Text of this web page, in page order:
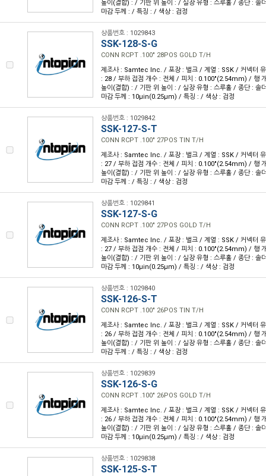
높이(결합) : / 기판 위 높이 : / 실장 유형 : 스루홀 / 종단 : 솔
마감 두께 : / 특징 : / 색상 : 검정
상품번호 : 1029843
SSK-128-S-G
CONN RCPT .100" 28POS GOLD T/H
제조사 : Samtec Inc. / 포장 : 벌크 / 계열 : SSK / 커넥터
: 28 / 부하 접점 개수 : 전체 / 피치 : 0.100"(2.54mm) / 행
높이(결합) : / 기판 위 높이 : / 실장 유형 : 스루홀 / 종단 : 솔
마감 두께 : 10µin(0.25µm) / 특징 : / 색상 : 검정
상품번호 : 1029842
SSK-127-S-T
CONN RCPT .100" 27POS TIN T/H
제조사 : Samtec Inc. / 포장 : 벌크 / 계열 : SSK / 커넥터
: 27 / 부하 접점 개수 : 전체 / 피치 : 0.100"(2.54mm) / 행
높이(결합) : / 기판 위 높이 : / 실장 유형 : 스루홀 / 종단 : 솔
마감 두께 : / 특징 : / 색상 : 검정
상품번호 : 1029841
SSK-127-S-G
CONN RCPT .100" 27POS GOLD T/H
제조사 : Samtec Inc. / 포장 : 벌크 / 계열 : SSK / 커넥터
: 27 / 부하 접점 개수 : 전체 / 피치 : 0.100"(2.54mm) / 행
높이(결합) : / 기판 위 높이 : / 실장 유형 : 스루홀 / 종단 : 솔
마감 두께 : 10µin(0.25µm) / 특징 : / 색상 : 검정
상품번호 : 1029840
SSK-126-S-T
CONN RCPT .100" 26POS TIN T/H
제조사 : Samtec Inc. / 포장 : 벌크 / 계열 : SSK / 커넥터
: 26 / 부하 접점 개수 : 전체 / 피치 : 0.100"(2.54mm) / 행
높이(결합) : / 기판 위 높이 : / 실장 유형 : 스루홀 / 종단 : 솔
마감 두께 : / 특징 : / 색상 : 검정
상품번호 : 1029839
SSK-126-S-G
CONN RCPT .100" 26POS GOLD T/H
제조사 : Samtec Inc. / 포장 : 벌크 / 계열 : SSK / 커넥터
: 26 / 부하 접점 개수 : 전체 / 피치 : 0.100"(2.54mm) / 행
높이(결합) : / 기판 위 높이 : / 실장 유형 : 스루홀 / 종단 : 솔
마감 두께 : 10µin(0.25µm) / 특징 : / 색상 : 검정
상품번호 : 1029838
SSK-125-S-T